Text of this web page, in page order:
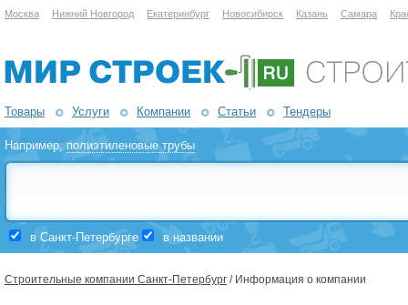
Москва Нижний Новгород Екатеринбург Новосибирск Казань Самара
Товары Услуги Компании Статьи Тендеры
Например,полиэтиленовые трубы
в Санкт-Петербурге в названии
Строительные компании Санкт-Петербург / Информация о компании